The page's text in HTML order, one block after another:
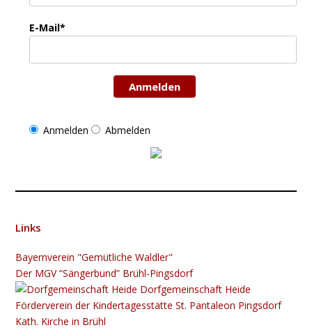
E-Mail*
Anmelden
Anmelden Abmelden
Links
Bayernverein "Gemütliche Waldler"
Der MGV “Sängerbund” Brühl-Pingsdorf
Dorfgemeinschaft Heide
Förderverein der Kindertagesstätte St. Pantaleon Pingsdorf
Kath. Kirche in Brühl